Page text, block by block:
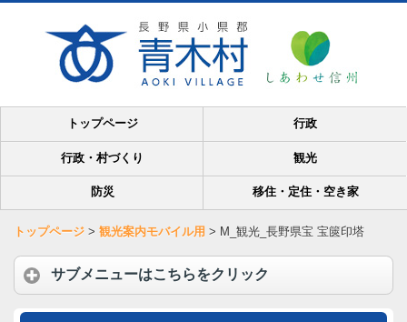
トップページ 行政
行政・村づくり 観光
防災 移住・定住・空き家
トップページ > 観光案内モバイル用 > M_観光_長野県宝 宝篋印塔
サブメニューはこちらをクリック